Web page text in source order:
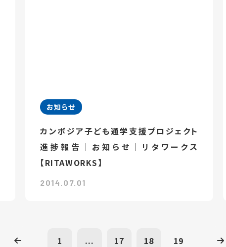
お知らせ
カンボジア子ども通学支援プロジェクト
進捗報告｜お知らせ｜リタワークス
【RITAWORKS】
2014.07.01
1 ... 17 18 19